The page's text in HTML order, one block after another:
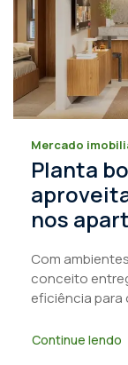
Mercado
Planta
nos
Com
conceito
eficiência para
Continue lendo